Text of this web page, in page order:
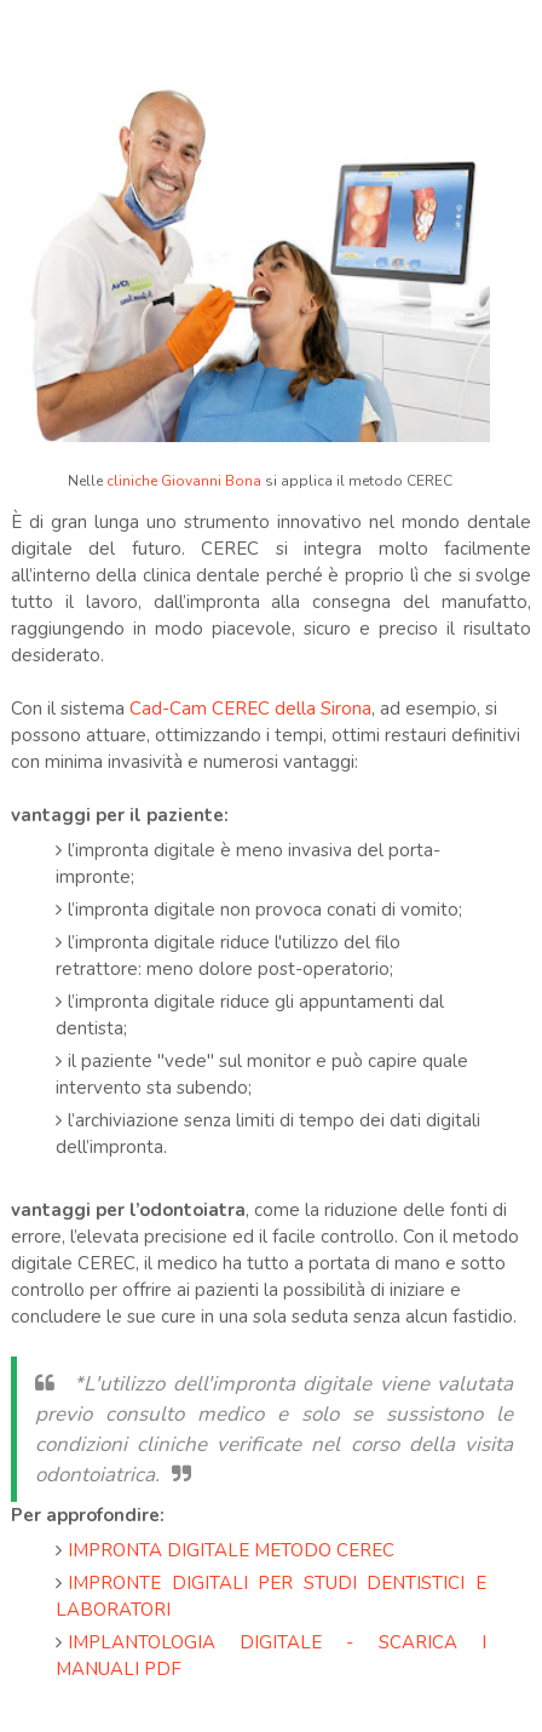
Nelle cliniche Giovanni Bona si applica il metodo CEREC
È di gran lunga uno strumento innovativo nel mondo dentale
digitale del futuro. CEREC si integra molto facilmente
all’interno della clinica dentale perché è proprio lì che si svolge
tutto il lavoro, dall’impronta alla consegna del manufatto,
raggiungendo in modo piacevole, sicuro e preciso il risultato
desiderato.
Con il sistema Cad-Cam CEREC della Sirona, ad esempio, si
possono attuare, ottimizzando i tempi, ottimi restauri definitivi
con minima invasività e numerosi vantaggi:
vantaggi per il paziente:
l’impronta digitale è meno invasiva del porta-
impronte;
l’impronta digitale non provoca conati di vomito;
l’impronta digitale riduce l'utilizzo del filo
retrattore: meno dolore post-operatorio;
l’impronta digitale riduce gli appuntamenti dal
dentista;
il paziente "vede" sul monitor e può capire quale
intervento sta subendo;
l’archiviazione senza limiti di tempo dei dati digitali
dell’impronta.
vantaggi per l’odontoiatra, come la riduzione delle fonti di
errore, l’elevata precisione ed il facile controllo. Con il metodo
digitale CEREC, il medico ha tutto a portata di mano e sotto
controllo per offrire ai pazienti la possibilità di iniziare e
concludere le sue cure in una sola seduta senza alcun fastidio.
*L'utilizzo dell'impronta digitale viene valutata
previo consulto medico e solo se sussistono le
condizioni cliniche verificate nel corso della visita
odontoiatrica.
Per approfondire:
IMPRONTA DIGITALE METODO CEREC
IMPRONTE DIGITALI PER STUDI DENTISTICI E
LABORATORI
IMPLANTOLOGIA DIGITALE - SCARICA I
MANUALI PDF